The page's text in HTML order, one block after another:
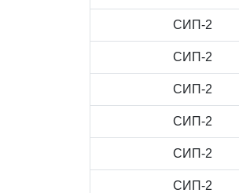
СИП-2
СИП-2
СИП-2
СИП-2
СИП-2
СИП-2